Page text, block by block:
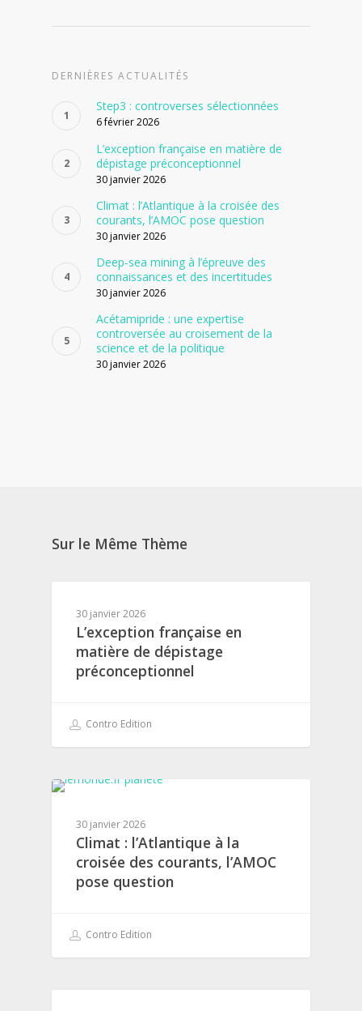
DERNIÈRES ACTUALITÉS
Step3 : controverses sélectionnées
6 février 2026
L’exception française en matière de
dépistage préconceptionnel
30 janvier 2026
Climat : l’Atlantique à la croisée des
courants, l’AMOC pose question
30 janvier 2026
Deep-sea mining à l’épreuve des
connaissances et des incertitudes
30 janvier 2026
Acétamipride : une expertise
controversée au croisement de la
science et de la politique
30 janvier 2026
Sur le Même Thème
30 janvier 2026
L’exception française en
matière de dépistage
préconceptionnel
Contro Edition
30 janvier 2026
Climat : l’Atlantique à la
croisée des courants, l’AMOC
pose question
Contro Edition